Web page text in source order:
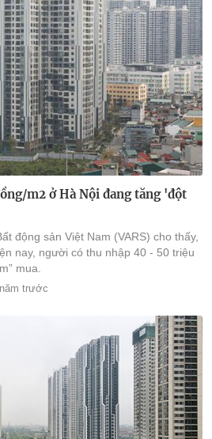
m2 ở Hà Nội đang tăng 'đột
động sản Việt Nam (VARS) cho thấy,
nay, người có thu nhập 40 - 50 triệu
mua.
trước